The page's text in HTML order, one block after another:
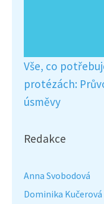
Vše, co
protézách:
úsměvy
Redakce
Anna Svobodová
Dominika Kučerová